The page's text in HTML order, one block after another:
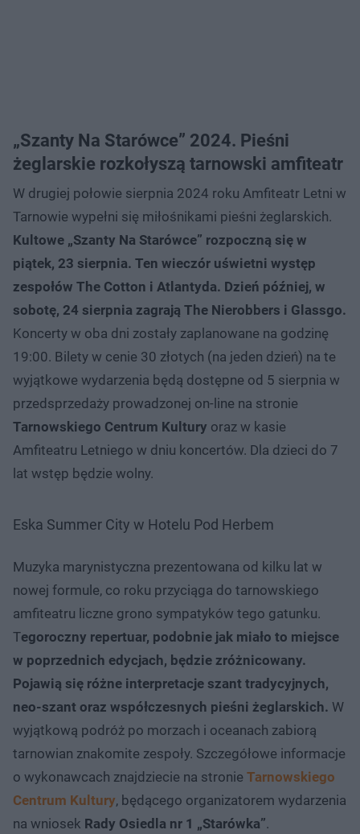
„Szanty Na Starówce” 2024. Pieśni
żeglarskie rozkołyszą tarnowski amfiteatr
W drugiej połowie sierpnia 2024 roku Amfiteatr Letni w
Tarnowie wypełni się miłośnikami pieśni żeglarskich.
Kultowe „Szanty Na Starówce” rozpoczną się w
piątek, 23 sierpnia. Ten wieczór uświetni występ
zespołów The Cotton i Atlantyda. Dzień później, w
sobotę, 24 sierpnia zagrają The Nierobbers i Glassgo.
Koncerty w oba dni zostały zaplanowane na godzinę
19:00. Bilety w cenie 30 złotych (na jeden dzień) na te
wyjątkowe wydarzenia będą dostępne od 5 sierpnia w
przedsprzedaży prowadzonej on-line na stronie
Tarnowskiego Centrum Kultury oraz w kasie
Amfiteatru Letniego w dniu koncertów. Dla dzieci do 7
lat wstęp będzie wolny.
Eska Summer City w Hotelu Pod Herbem
Muzyka marynistyczna prezentowana od kilku lat w
nowej formule, co roku przyciąga do tarnowskiego
amfiteatru liczne grono sympatyków tego gatunku.
Tegoroczny repertuar, podobnie jak miało to miejsce
w poprzednich edycjach, będzie zróżnicowany.
Pojawią się różne interpretacje szant tradycyjnych,
neo-szant oraz współczesnych pieśni żeglarskich. W
wyjątkową podróż po morzach i oceanach zabiorą
tarnowian znakomite zespoły. Szczegółowe informacje
o wykonawcach znajdziecie na stronie Tarnowskiego
Centrum Kultury, będącego organizatorem wydarzenia
na wniosek Rady Osiedla nr 1 „Starówka”.